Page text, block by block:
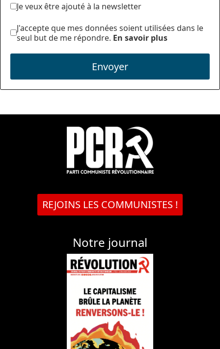
Je veux être ajouté à la newsletter
J'accepte que mes données soient utilisées dans le
seul but de me répondre. En savoir plus
Envoyer
REJOINS LES COMMUNISTES !
Notre journal